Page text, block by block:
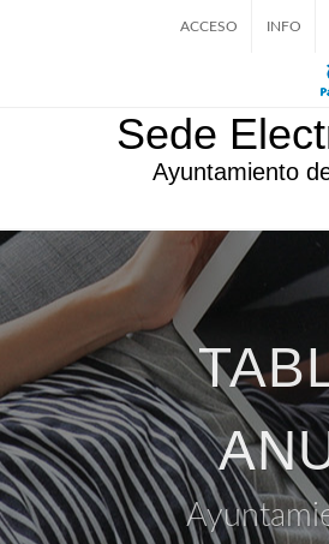
ACCESO INFO
Sede
Ayuntamiento